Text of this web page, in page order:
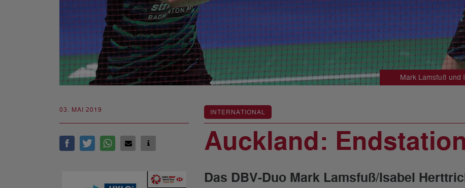
Mark Lamsfuß und
03. MAI 2019 INTERNATIONAL
Auckland:
Das DBV-Duo Mark Lamsfuß/Isabel